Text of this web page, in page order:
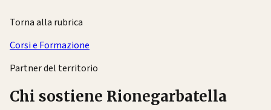
Torna alla rubrica
Corsi e Formazione
Partner del territorio
Chi sostiene Rionegarbatella